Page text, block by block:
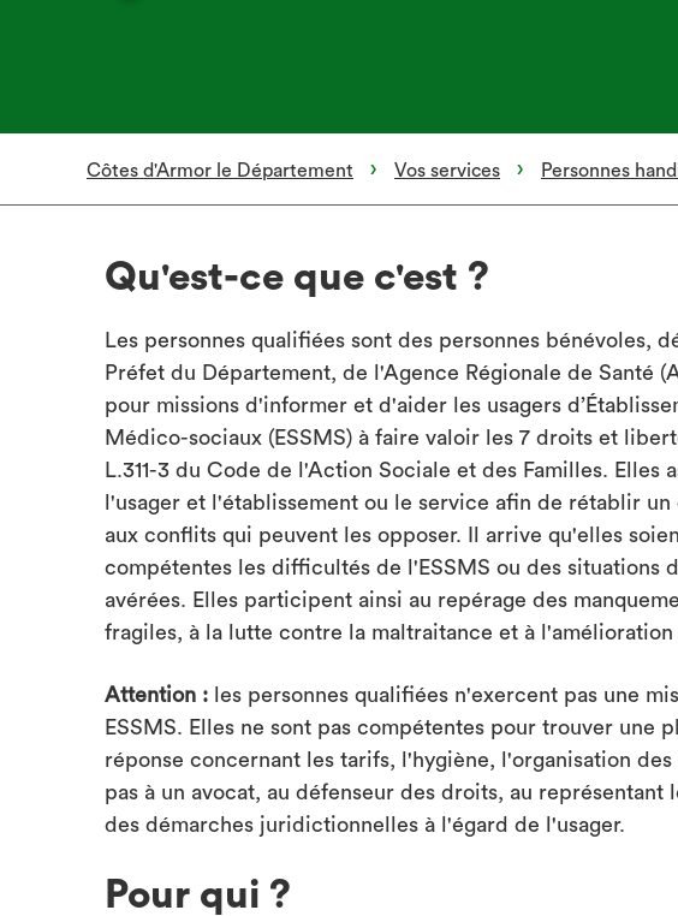
Côtes d'Armor le Département Vos services Personnes
Qu'est-ce que c'est ?
Les personnes qualifiées sont des personnes bénévoles,
Préfet du Département, de l'Agence Régionale de Santé
pour missions d'informer et d'aider les usagers
Médico-sociaux (ESSMS) à faire valoir les 7 droits et
L.311-3 du Code de l'Action Sociale et des Familles. Elles
l'usager et l'établissement ou le service afin de rétablir
aux conflits qui peuvent les opposer. Il arrive qu'elles
compétentes les difficultés de l'ESSMS ou des situations
avérées. Elles participent ainsi au repérage des
fragiles, à la lutte contre la maltraitance et à l'amélioration
Attention : les personnes qualifiées n'exercent pas une
ESSMS. Elles ne sont pas compétentes pour trouver une
réponse concernant les tarifs, l'hygiène, l'organisation
pas à un avocat, au défenseur des droits, au
des démarches juridictionnelles à l'égard de l'usager.
Pour qui ?